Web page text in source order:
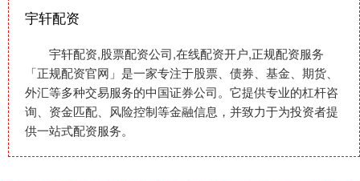
宇轩配资
宇轩配资,股票配资公司,在线配资开户,正规配资服务
「正规配资官网」是一家专注于股票、债券、基金、期货、
外汇等多种交易服务的中国证券公司。它提供专业的杠杆咨
询、资金匹配、风险控制等金融信息，并致力于为投资者提
供一站式配资服务。